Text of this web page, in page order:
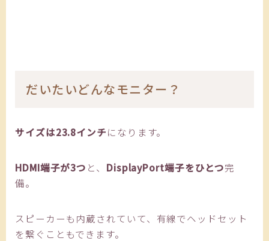
だいたいどんなモニター？
サイズは23.8インチになります。
HDMI端子が3つ と、 DisplayPort端子をひとつ完
備。
スピーカーも内蔵されていて、有線でヘッドセット
を繋ぐこともできます。